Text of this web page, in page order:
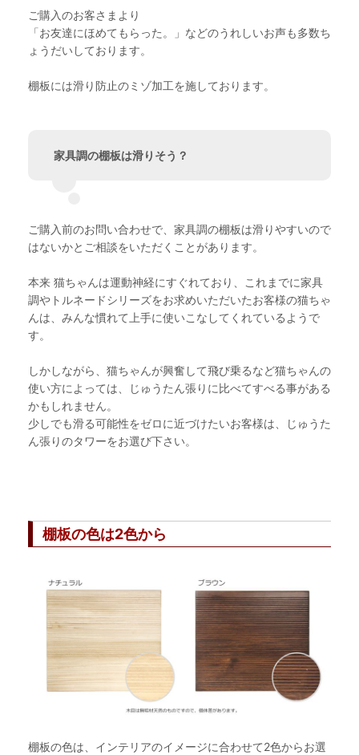
ご購入のお客さまより
「お友達にほめてもらった。」などのうれしいお声も多数ち
ょうだいしております。
棚板には滑り防止のミゾ加工を施しております。
家具調の棚板は滑りそう？
ご購入前のお問い合わせで、家具調の棚板は滑りやすいので
はないかとご相談をいただくことがあります。
本来 猫ちゃんは運動神経にすぐれており、これまでに家具
調やトルネードシリーズをお求めいただいたお客様の猫ちゃ
んは、みんな慣れて上手に使いこなしてくれているようで
す。
しかしながら、猫ちゃんが興奮して飛び乗るなど猫ちゃんの
使い方によっては、じゅうたん張りに比べてすべる事がある
かもしれません。
少しでも滑る可能性をゼロに近づけたいお客様は、じゅうた
ん張りのタワーをお選び下さい。
棚板の色は2色から
棚板の色は、インテリアのイメージに合わせて2色からお選